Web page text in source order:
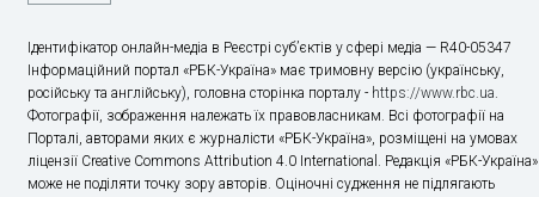
Ідентифікатор онлайн-медіа в Реєстрі суб’єктів у сфері медіа — R40-05347
Інформаційний портал «РБК-Україна» має тримовну версію (українську,
російську та англійську), головна сторінка порталу - https://www.rbc.ua.
Фотографії, зображення належать їх правовласникам. Всі фотографії на
Порталі, авторами яких є журналісти «РБК-Україна», розміщені на умовах
ліцензії Creative Commons Attribution 4.0 International. Редакція «РБК-Україна»
може не поділяти точку зору авторів. Оціночні судження не підлягають